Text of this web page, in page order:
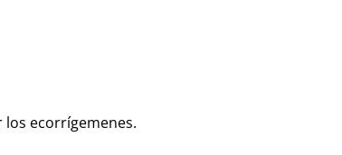
los ecorrígemenes.